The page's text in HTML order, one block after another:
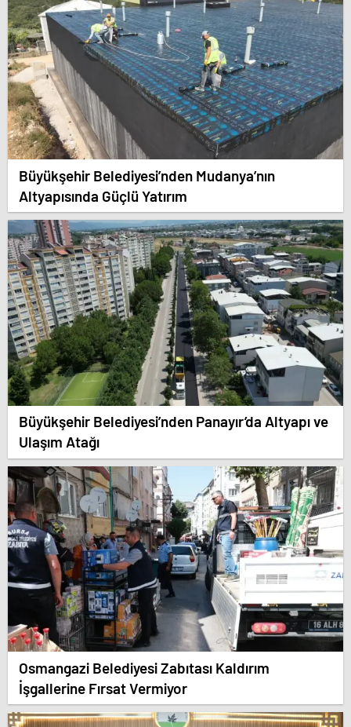
Büyükşehir Belediyesi’nden Mudanya’nın
Altyapısında Güçlü Yatırım
Büyükşehir Belediyesi’nden Panayır’da Altyapı ve
Ulaşım Atağı
Osmangazi Belediyesi Zabıtası Kaldırım
İşgallerine Fırsat Vermiyor